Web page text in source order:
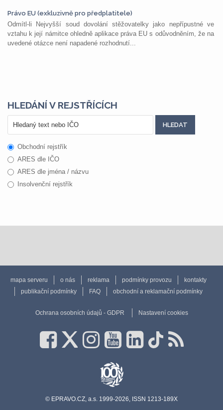
Právo EU (exkluzivně pro předplatitele)
Odmítl-li Nejvyšší soud dovolání stěžovatelky jako nepřípustné ve
vztahu k její námitce ohledně aplikace práva EU s odůvodněním, že na
uvedené otázce není napadené rozhodnutí...
HLEDÁNÍ V REJSTŘÍCÍCH
Obchodní rejstřík
ARES dle IČO
ARES dle jména / názvu
Insolvenční rejstřík
mapa serveru o nás reklama podmínky provozu
kontakty
publikační podmínky
FAQ obchodní a reklamační podmínky
Ochrana osobních údajů - GDPR Nastavení cookies
© EPRAVO.CZ, a.s. 1999-2026, ISSN 1213-189X